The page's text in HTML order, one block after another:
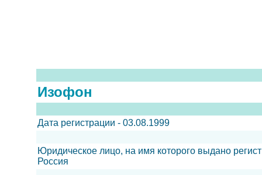
Изофон
Дата регистрации - 03.08.1999
Юридическое лицо, на имя которого выдано
Россия